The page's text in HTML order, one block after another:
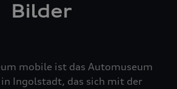
Bilder
mobile ist das Automuseum
in Ingolstadt, das sich mit der